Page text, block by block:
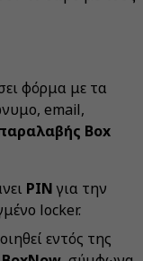
φόρμα με τα
email,
Box
PINγια την
locker.
εντός της